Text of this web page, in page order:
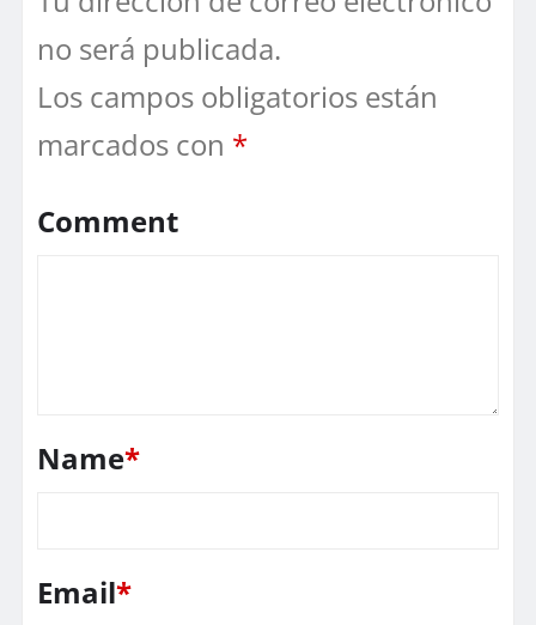
no será publicada.
Los campos obligatorios están
marcados con *
Comment
Name*
Email*